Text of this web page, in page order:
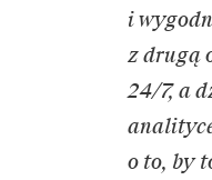
i
z drugą
24/7, a
o to, by